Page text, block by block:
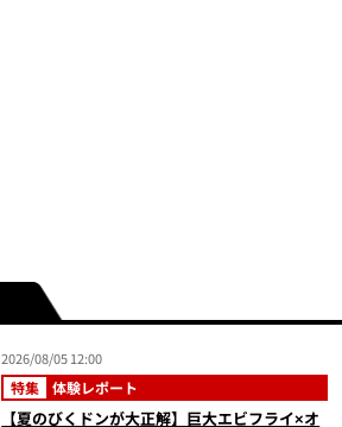
2026/08/05 12:00
特集 体験レポート
【夏のびくドンが大正解】巨大エビフライ×オ